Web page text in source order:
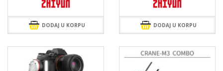
bila
je:
1.299,00 KM.
779,00 KM.
DODAJ U KORPU
bila
je:
399,00 KM.
DODAJ U KORPU